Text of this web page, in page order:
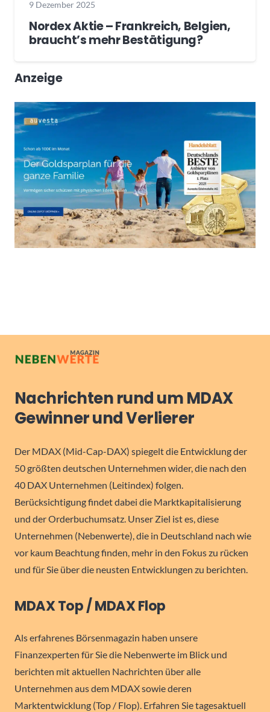
9 Dezember 2025
Nordex Aktie – Frankreich, Belgien,
braucht’s mehr Bestätigung?
Anzeige
Nachrichten rund um MDAX
Gewinner und Verlierer
Der MDAX (Mid-Cap-DAX) spiegelt die Entwicklung der
50 größten deutschen Unternehmen wider, die nach den
40 DAX Unternehmen (Leitindex) folgen.
Berücksichtigung findet dabei die Marktkapitalisierung
und der Orderbuchumsatz. Unser Ziel ist es, diese
Unternehmen (Nebenwerte), die in Deutschland nach wie
vor kaum Beachtung finden, mehr in den Fokus zu rücken
und für Sie über die neusten Entwicklungen zu berichten.
MDAX Top / MDAX Flop
Als erfahrenes Börsenmagazin haben unsere
Finanzexperten für Sie die Nebenwerte im Blick und
berichten mit aktuellen Nachrichten über alle
Unternehmen aus dem MDAX sowie deren
Marktentwicklung (Top / Flop). Erfahren Sie tagesaktuell